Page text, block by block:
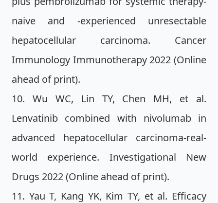
naive and -experienced unresectable
hepatocellular carcinoma. Cancer
Immunology Immunotherapy 2022 (Online
ahead of print).
10. Wu WC, Lin TY, Chen MH, et al.
Lenvatinib combined with nivolumab in
advanced hepatocellular carcinoma-real-
world experience. Investigational New
Drugs 2022 (Online ahead of print).
11. Yau T, Kang YK, Kim TY, et al. Efficacy